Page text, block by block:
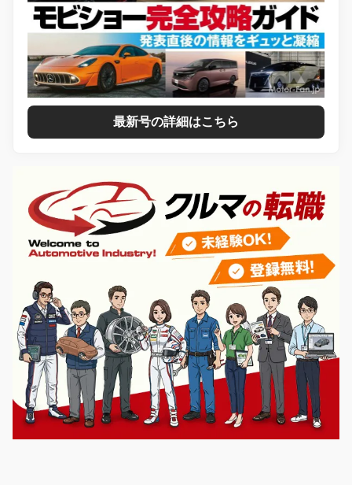
最新号の詳細はこちら